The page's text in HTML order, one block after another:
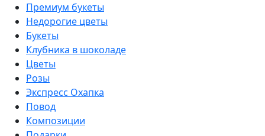
Премиум букеты
Недорогие цветы
Букеты
Клубника в шоколаде
Цветы
Розы
Экспресс Охапка
Повод
Композиции